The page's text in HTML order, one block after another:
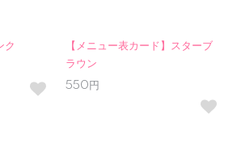
ク
【メニュー表カード】スターブ
ラウン
550円